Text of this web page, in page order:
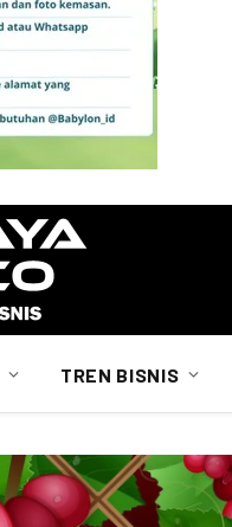
TREN BISNIS